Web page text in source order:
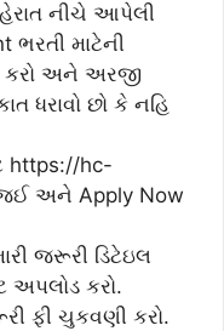
નીચે આપેલી
ભરતી માટેની
કરો અને અરજી
ધરાવો છો કે નહિ
hc-
જઈ અને Apply Now
જરૂરી ડિટેઇલ
અપલોડ કરો.
ફી ચુકવણી કરો.